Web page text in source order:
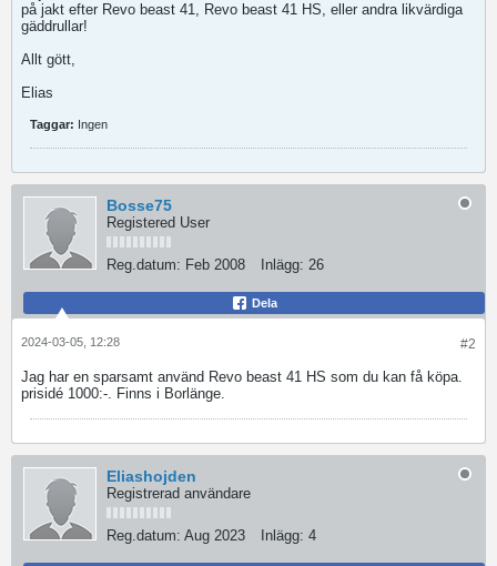
på jakt efter Revo beast 41, Revo beast 41 HS, eller andra likvärdiga
gäddrullar!
Allt gött,
Elias
Taggar: Ingen
Bosse75
Registered User
Reg.datum: Feb 2008 Inlägg: 26
Dela
#2
2024-03-05, 12:28
Jag har en sparsamt använd Revo beast 41 HS som du kan få köpa.
prisidé 1000:-. Finns i Borlänge.
Eliashojden
Registrerad användare
Reg.datum: Aug 2023 Inlägg: 4